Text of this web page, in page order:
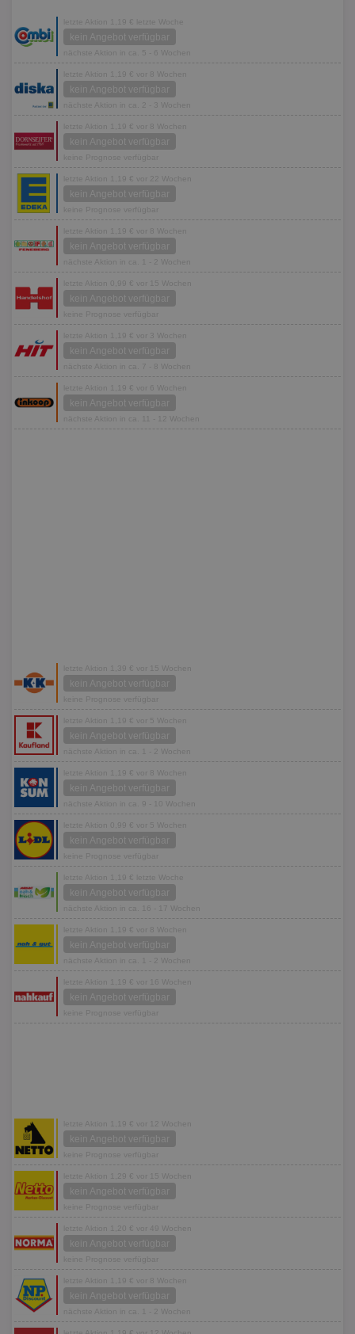
letzte Aktion 1,19 € letzte Woche
kein Angebot verfügbar
nächste Aktion in ca. 5 - 6 Wochen
letzte Aktion 1,19 € vor 8 Wochen
kein Angebot verfügbar
nächste Aktion in ca. 2 - 3 Wochen
letzte Aktion 1,19 € vor 8 Wochen
kein Angebot verfügbar
keine Prognose verfügbar
letzte Aktion 1,19 € vor 22 Wochen
kein Angebot verfügbar
keine Prognose verfügbar
letzte Aktion 1,19 € vor 8 Wochen
kein Angebot verfügbar
nächste Aktion in ca. 1 - 2 Wochen
letzte Aktion 0,99 € vor 15 Wochen
kein Angebot verfügbar
keine Prognose verfügbar
letzte Aktion 1,19 € vor 3 Wochen
kein Angebot verfügbar
nächste Aktion in ca. 7 - 8 Wochen
letzte Aktion 1,19 € vor 6 Wochen
kein Angebot verfügbar
nächste Aktion in ca. 11 - 12 Wochen
letzte Aktion 1,39 € vor 15 Wochen
kein Angebot verfügbar
keine Prognose verfügbar
letzte Aktion 1,19 € vor 5 Wochen
kein Angebot verfügbar
nächste Aktion in ca. 1 - 2 Wochen
letzte Aktion 1,19 € vor 8 Wochen
kein Angebot verfügbar
nächste Aktion in ca. 9 - 10 Wochen
letzte Aktion 0,99 € vor 5 Wochen
kein Angebot verfügbar
keine Prognose verfügbar
letzte Aktion 1,19 € letzte Woche
kein Angebot verfügbar
nächste Aktion in ca. 16 - 17 Wochen
letzte Aktion 1,19 € vor 8 Wochen
kein Angebot verfügbar
nächste Aktion in ca. 1 - 2 Wochen
letzte Aktion 1,19 € vor 16 Wochen
kein Angebot verfügbar
keine Prognose verfügbar
letzte Aktion 1,19 € vor 12 Wochen
kein Angebot verfügbar
keine Prognose verfügbar
letzte Aktion 1,29 € vor 15 Wochen
kein Angebot verfügbar
keine Prognose verfügbar
letzte Aktion 1,20 € vor 49 Wochen
kein Angebot verfügbar
keine Prognose verfügbar
letzte Aktion 1,19 € vor 8 Wochen
kein Angebot verfügbar
nächste Aktion in ca. 1 - 2 Wochen